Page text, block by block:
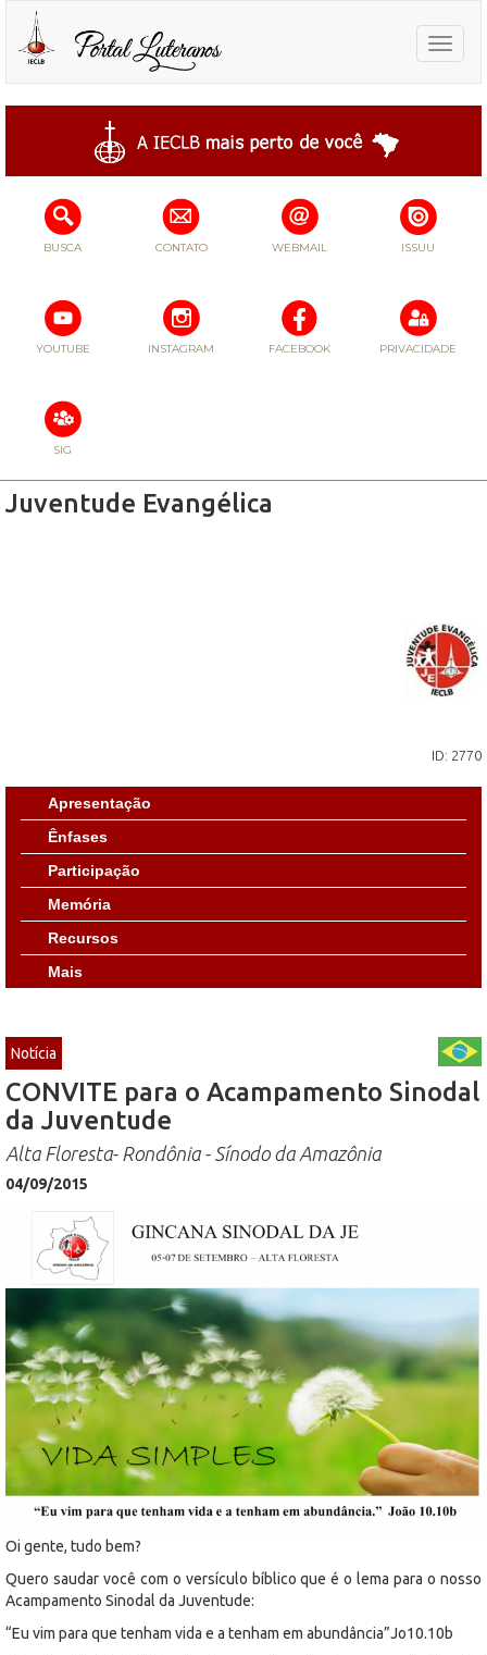
Toggle
BUSCA CONTATO WEBMAIL ISSUU
YOUTUBE INSTAGRAM FACEBOOK PRIVACIDADE
SIG
Juventude Evangélica
ID: 2770
Apresentação
Ênfases
Participação
Memória
Recursos
Mais
Notícia
CONVITE para o Acampamento Sinodal
da Juventude
Alta Floresta- Rondônia - Sínodo da Amazônia
04/09/2015
Oi gente, tudo bem?
Quero saudar você com o versículo bíblico que é o lema para o nosso
Acampamento Sinodal da Juventude:
“Eu vim para que tenham vida e a tenham em abundância”Jo10.10b